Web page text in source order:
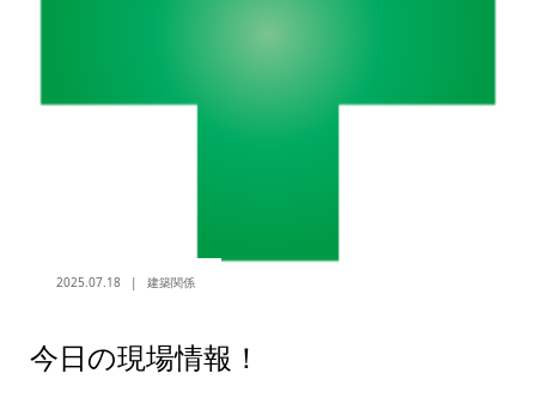
2025.07.18 建築関係
今日の現場情報！